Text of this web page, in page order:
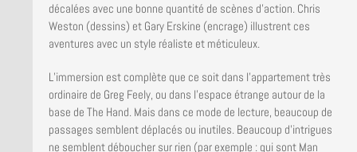
décalées avec une bonne quantité de scènes d’action. Chris
Weston (dessins) et Gary Erskine (encrage) illustrent ces
aventures avec un style réaliste et méticuleux.
L’immersion est complète que ce soit dans l’appartement très
ordinaire de Greg Feely, ou dans l’espace étrange autour de la
base de The Hand. Mais dans ce mode de lecture, beaucoup de
passages semblent déplacés ou inutiles. Beaucoup d’intrigues
ne semblent déboucher sur rien (par exemple : qui sont Man